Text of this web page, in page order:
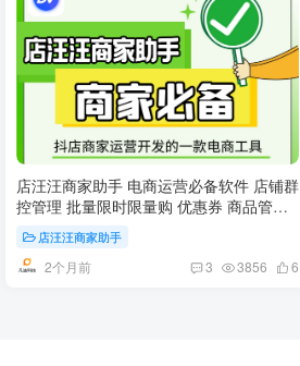
店汪汪商家助手 电商运营必备软件 店铺群
控管理 批量限时限量购 优惠券 商品管理
达人邀约 等强大功能软件
店汪汪商家助手
2个月前 3 3856 6